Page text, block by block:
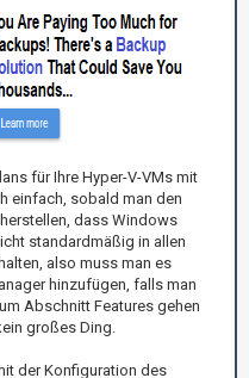
für Ihre Hyper-V-VMs mit
einfach, sobald man den
dass Windows
standardmäßig in allen
also muss man es
hinzufügen, falls man
Abschnitt Features gehen
großes Ding.
der Konfiguration des